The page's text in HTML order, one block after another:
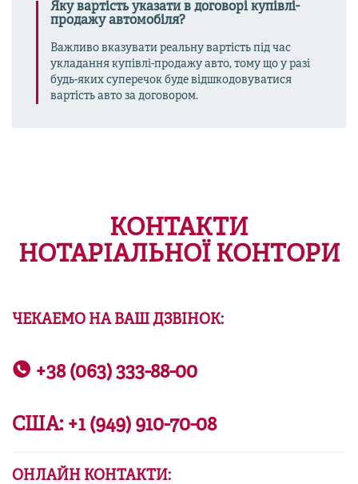
Яку вартість указати в договорі купівлі-
продажу автомобіля?
Важливо вказувати реальну вартість під час
укладання купівлі-продажу авто, тому що у разі
будь-яких суперечок буде відшкодовуватися
вартість авто за договором.
КОНТАКТИ
НОТАРІАЛЬНОЇ КОНТОРИ
ЧЕКАЕМО НА ВАШ ДЗВІНОК:
+38 (063) 333-88-00
США: +1 (949) 910-70-08
ОНЛАЙН КОНТАКТИ: